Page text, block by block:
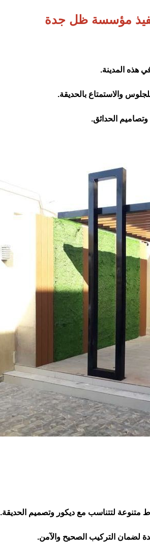
مؤسسة ظل جدة
هذه المدينة.
والاستمتاع بالحديقة.
الحدائق.
متنوعة لتتناسب مع ديكور وتصميم الحديقة.
التركيب الصحيح والآمن.